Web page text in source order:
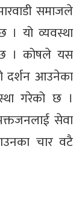
समाजले
। यो व्यवस्था
। कोषले यस
दर्शन आउनेका
गरेको छ ।
सेवा
चार वटै